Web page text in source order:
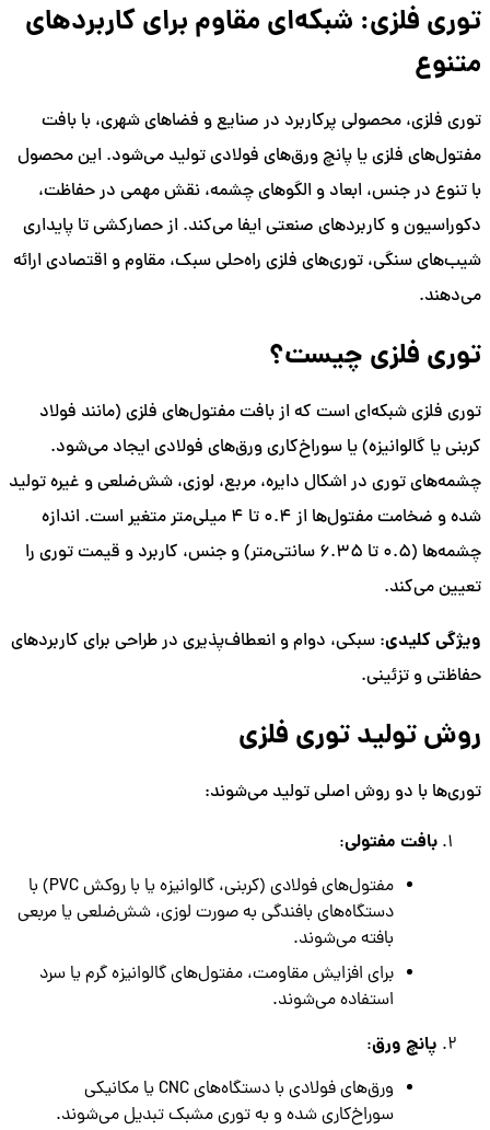
توری فلزی: شبکه‌ای مقاوم برای کاربردهای
متنوع
توری فلزی، محصولی پرکاربرد در صنایع و فضاهای شهری، با بافت
مفتول‌های فلزی یا پانچ ورق‌های فولادی تولید می‌شود. این محصول
با تنوع در جنس، ابعاد و الگوهای چشمه، نقش مهمی در حفاظت،
دکوراسیون و کاربردهای صنعتی ایفا می‌کند. از حصارکشی تا پایداری
شیب‌های سنگی، توری‌های فلزی راه‌حلی سبک، مقاوم و اقتصادی ارائه
می‌دهند.
توری فلزی چیست؟
توری فلزی شبکه‌ای است که از بافت مفتول‌های فلزی (مانند فولاد
کربنی یا گالوانیزه) یا سوراخ‌کاری ورق‌های فولادی ایجاد می‌شود.
چشمه‌های توری در اشکال دایره، مربع، لوزی، شش‌ضلعی و غیره تولید
شده و ضخامت مفتول‌ها از 0.4 تا 4 میلی‌متر متغیر است. اندازه
چشمه‌ها (0.5 تا 6.35 سانتی‌متر) و جنس، کاربرد و قیمت توری را
تعیین می‌کند.
ویژگی کلیدی: سبکی، دوام و انعطاف‌پذیری در طراحی برای کاربردهای
حفاظتی و تزئینی.
روش تولید توری فلزی
توری‌ها با دو روش اصلی تولید می‌شوند:
بافت مفتولی:
مفتول‌های فولادی (کربنی، گالوانیزه یا با روکش PVC) با
دستگاه‌های بافندگی به صورت لوزی، شش‌ضلعی یا مربعی
بافته می‌شوند.
برای افزایش مقاومت، مفتول‌های گالوانیزه گرم یا سرد
استفاده می‌شوند.
پانچ ورق:
ورق‌های فولادی با دستگاه‌های CNC یا مکانیکی
سوراخ‌کاری شده و به توری مشبک تبدیل می‌شوند.